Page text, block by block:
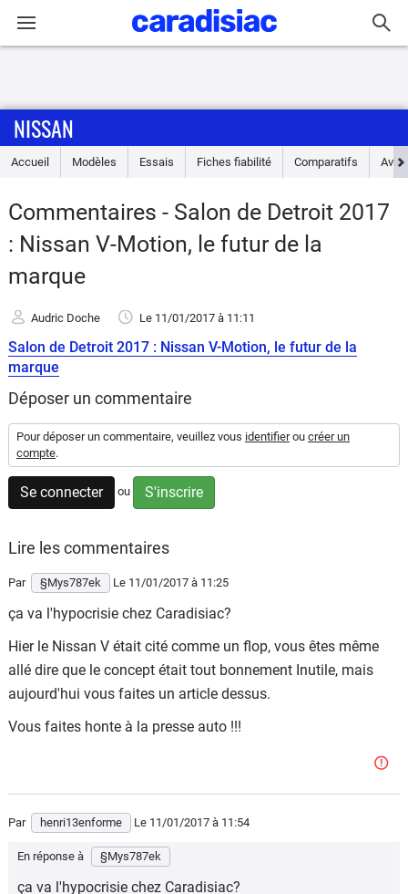
Accueil
Essais
Guide
d'achat
Electriques
Flottes
Auto
Services
Forum
Moto
Marques
NISSAN
Accueil Modèles Essais Fiches fiabilité Comparatifs Avis
Commentaires - Salon de Detroit 2017
: Nissan V-Motion, le futur de la
marque
Audric Doche Le 11/01/2017 à 11:11
Salon de Detroit 2017 : Nissan V-Motion, le futur de la
marque
Déposer un commentaire
Pour déposer un commentaire, veuillez vous identifierou créer un
compte.
Se connecter ou S'inscrire
Lire les commentaires
Par §Mys787ek Le 11/01/2017 à 11:25
ça va l'hypocrisie chez Caradisiac?
Hier le Nissan V était cité comme un flop, vous êtes même
allé dire que le concept était tout bonnement Inutile, mais
aujourd'hui vous faites un article dessus.
Vous faites honte à la presse auto !!!
Par henri13enforme Le 11/01/2017 à 11:54
En réponse à §Mys787ek
ça va l'hypocrisie chez Caradisiac?